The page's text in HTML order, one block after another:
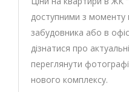
доступними з моменту
забудовника або в
дізнатися про
переглянути
нового комплексу.